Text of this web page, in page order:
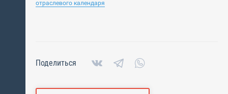
отраслевого календаря
Поделиться